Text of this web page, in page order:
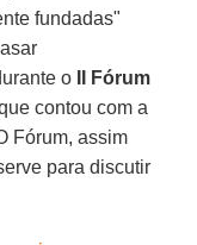
fundadas"
o
II Fórum
contou com a
Fórum, assim
para discutir